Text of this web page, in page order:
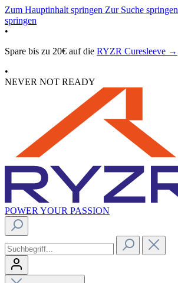
Zum Hauptinhalt springen Zur Suche springen
springen
•
Spare bis zu 20€ auf die RYZR Curesleeve →
•
NEVER NOT READY
POWER YOUR PASSION